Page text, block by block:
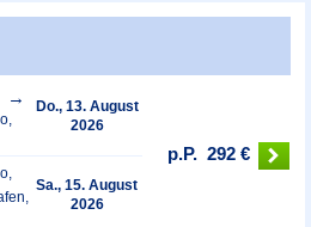
Do., 13. August
2026
Sa., 15. August
2026
p.P. 292 €